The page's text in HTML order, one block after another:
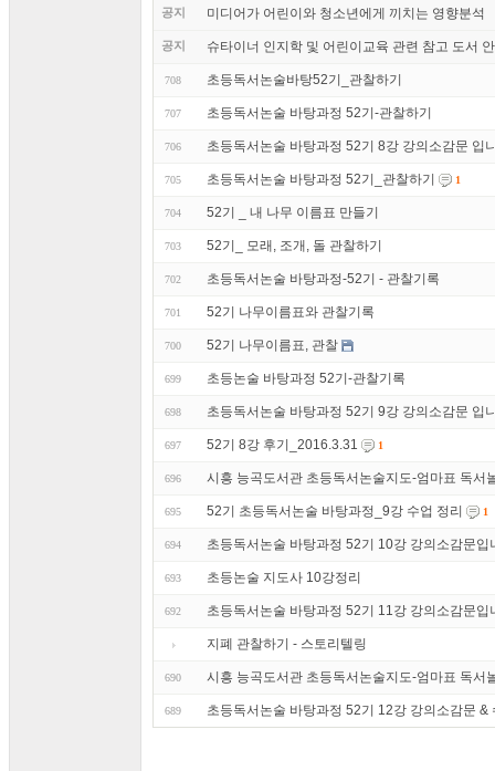
공지 미디어가 어린이와 청소년에게 끼치는 영향분석
공지 슈타이너 인지학 및 어린이교육 관련 참고 도서
708 초등독서논술바탕52기_관찰하기
707 초등독서논술 바탕과정 52기-관찰하기
706 초등독서논술 바탕과정 52기 8강 강의소감문 입
705 초등독서논술 바탕과정 52기_관찰하기 1
704 52기 _ 내 나무 이름표 만들기
703 52기_ 모래, 조개, 돌 관찰하기
702 초등독서논술 바탕과정-52기 - 관찰기록
701 52기 나무이름표와 관찰기록
700 52기 나무이름표, 관찰
699 초등논술 바탕과정 52기-관찰기록
698 초등독서논술 바탕과정 52기 9강 강의소감문 입
697 52기 8강 후기_2016.3.31 1
696 시흥 능곡도서관 초등독서논술지도-엄마표 독서
695 52기 초등독서논술 바탕과정_9강 수업 정리 1
694 초등독서논술 바탕과정 52기 10강 강의소감문입
693 초등논술 지도사 10강정리
692 초등독서논술 바탕과정 52기 11강 강의소감문입
지폐 관찰하기 - 스토리텔링
690 시흥 능곡도서관 초등독서논술지도-엄마표 독서
689 초등독서논술 바탕과정 52기 12강 강의소감문 &